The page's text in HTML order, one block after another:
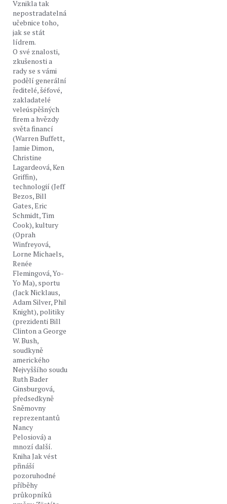
Vznikla tak
nepostradatelná
učebnice toho,
jak se stát
lídrem.
O své znalosti,
zkušenosti a
rady se s vámi
podělí generální
ředitelé, šéfové,
zakladatelé
veleúspěšných
firem a hvězdy
světa financí
(Warren Buffett,
Jamie Dimon,
Christine
Lagardeová, Ken
Griffin),
technologií (Jeff
Bezos, Bill
Gates, Eric
Schmidt, Tim
Cook), kultury
(Oprah
Winfreyová,
Lorne Michaels,
Renée
Flemingová, Yo-
Yo Ma), sportu
(Jack Nicklaus,
Adam Silver, Phil
Knight), politiky
(prezidenti Bill
Clinton a George
W. Bush,
soudkyně
amerického
Nejvyššího soudu
Ruth Bader
Ginsburgová,
předsedkyně
Sněmovny
reprezentantů
Nancy
Pelosiová) a
mnozí další.
Kniha Jak vést
přináší
pozoruhodné
příběhy
průkopníků